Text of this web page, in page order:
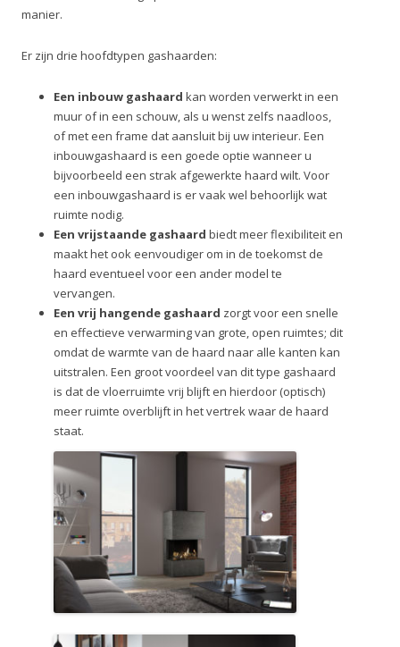
manier.
Er zijn drie hoofdtypen gashaarden:
Een inbouw gashaard kan worden verwerkt in een
muur of in een schouw, als u wenst zelfs naadloos,
of met een frame dat aansluit bij uw interieur. Een
inbouwgashaard is een goede optie wanneer u
bijvoorbeeld een strak afgewerkte haard wilt. Voor
een inbouwgashaard is er vaak wel behoorlijk wat
ruimte nodig.
Een vrijstaande gashaard biedt meer flexibiliteit en
maakt het ook eenvoudiger om in de toekomst de
haard eventueel voor een ander model te
vervangen.
Een vrij hangende gashaard zorgt voor een snelle
en effectieve verwarming van grote, open ruimtes; dit
omdat de warmte van de haard naar alle kanten kan
uitstralen. Een groot voordeel van dit type gashaard
is dat de vloerruimte vrij blijft en hierdoor (optisch)
meer ruimte overblijft in het vertrek waar de haard
staat.